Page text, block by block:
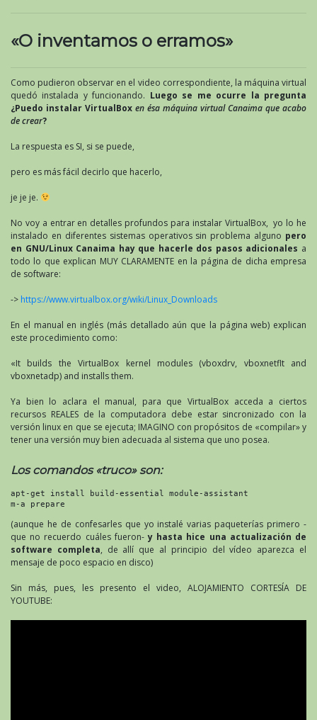
«O inventamos o erramos»
Como pudieron observar en el video correspondiente, la máquina virtual
quedó instalada y funcionando. Luego se me ocurre la pregunta
¿Puedo instalar VirtualBox en ésa máquina virtual Canaima que acabo
de crear?
La respuesta es SI, si se puede,
pero es más fácil decirlo que hacerlo,
je je je.
No voy a entrar en detalles profundos para instalar VirtualBox, yo lo he
instalado en diferentes sistemas operativos sin problema alguno pero
en GNU/Linux Canaima hay que hacerle dos pasos adicionales a
todo lo que explican MUY CLARAMENTE en la página de dicha empresa
de software:
-> https://www.virtualbox.org/wiki/Linux_Downloads
En el manual en inglés (más detallado aún que la página web) explican
este procedimiento como:
«It builds the VirtualBox kernel modules (vboxdrv, vboxnetflt and
vboxnetadp) and installs them.
Ya bien lo aclara el manual, para que VirtualBox acceda a ciertos
recursos REALES de la computadora debe estar sincronizado con la
versión linux en que se ejecuta; IMAGINO con propósitos de «compilar» y
tener una versión muy bien adecuada al sistema que uno posea.
Los comandos «truco» son:
apt-get install build-essential module-assistant
m-a prepare
(aunque he de confesarles que yo instalé varias paqueterías primero -
que no recuerdo cuáles fueron-y hasta hice una actualización de
software completa, de allí que al principio del vídeo aparezca el
mensaje de poco espacio en disco)
Sin más, pues, les presento el video, ALOJAMIENTO CORTESÍA DE
YOUTUBE: